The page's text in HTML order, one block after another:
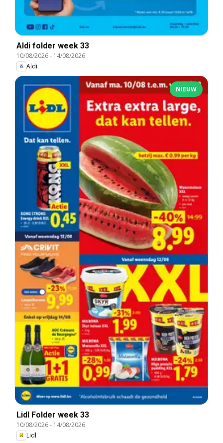
Aldi folder week 33
10/08/2026- 14/08/2026
Aldi
NIEUW
Lidl Folder week 33
10/08/2026- 14/08/2026
Lidl